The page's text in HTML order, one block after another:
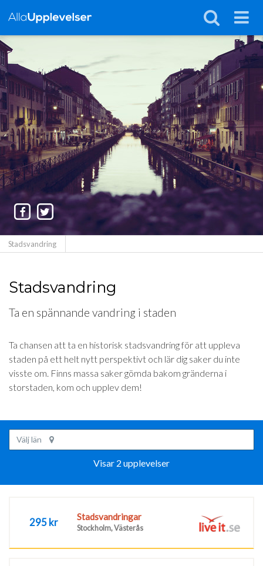
Stadsvandring
Stadsvandring
Ta en spännande vandring i staden
Ta chansen att ta en historisk stadsvandring för att uppleva
staden på ett helt nytt perspektivt och lär dig saker du inte
visste om. Finns massa saker gömda bakom gränderna i
storstaden, kom och upplev dem!
Välj län
Visar 2 upplevelser
295 kr Stadsvandringar
Stockholm, Västerås